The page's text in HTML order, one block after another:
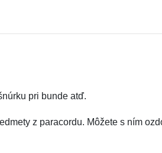
pri bunde atď.
z paracordu. Môžete s ním